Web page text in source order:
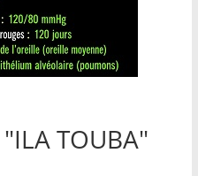
TOUBA"